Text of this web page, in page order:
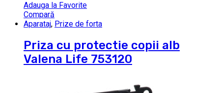
Adauga la Favorite
Compară
Aparataj, Prize de forta
Priza cu protectie copii alb
Valena Life 753120